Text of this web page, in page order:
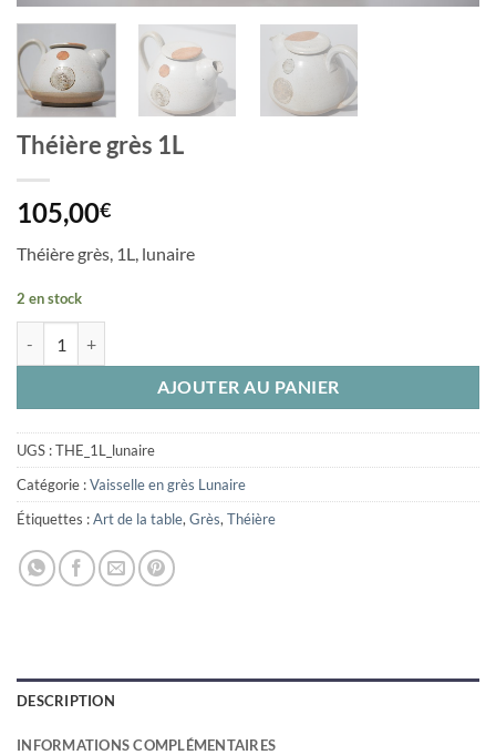
Théière grès 1L
105,00€
Théière grès, 1L, lunaire
2 en stock
AJOUTER AU PANIER
UGS :THE_1L_lunaire
Catégorie :Vaisselle en grès Lunaire
Étiquettes :Art de la table, Grès, Théière
DESCRIPTION
INFORMATIONS COMPLÉMENTAIRES